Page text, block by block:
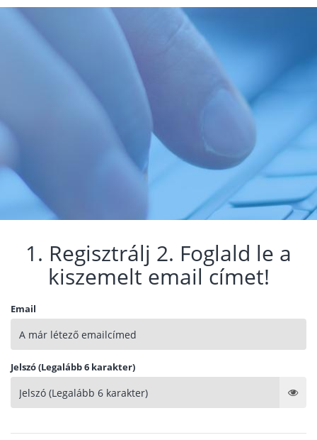
1. Regisztrálj 2. Foglald le a
kiszemelt email címet!
Email
Jelszó (Legalább 6 karakter)